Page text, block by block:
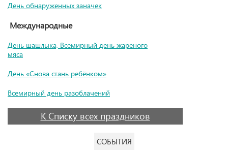
День обнаруженных заначек
Международные
День шашлыка, Всемирный день жареного
мяса
День «Снова стань ребёнком»
Всемирный день разоблачений
К Списку всех праздников
СОБЫТИЯ